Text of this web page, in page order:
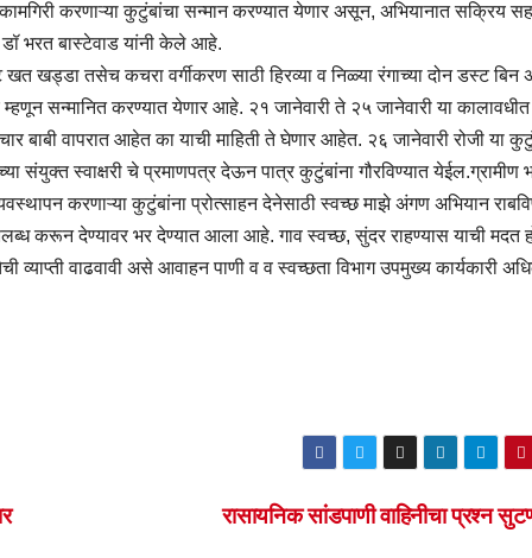
करणाऱ्या कुटुंबांचा सन्मान करण्यात येणार असून, अभियानात सक्रिय
डॉ भरत बास्टेवाड यांनी केले आहे.
खड्डा तसेच कचरा वर्गीकरण साठी हिरव्या व निळ्या रंगाच्या दोन डस्ट बिन
सन्मानित करण्यात येणार आहे. २१ जानेवारी ते २५ जानेवारी या कालावधीत
बाबी वापरात आहेत का याची माहिती ते घेणार आहेत. २६ जानेवारी रोजी या
स्वाक्षरी चे प्रमाणपत्र देऊन पात्र कुटुंबांना गौरविण्यात येईल.ग्रामीण
करणाऱ्या कुटुंबांना प्रोत्साहन देनेसाठी स्वच्छ माझे अंगण अभियान
करून देण्यावर भर देण्यात आला आहे. गाव स्वच्छ, सुंदर राहण्यास याची मदत
वाढवावी असे आवाहन पाणी व व स्वच्छता विभाग उपमुख्य कार्यकारी
रासायनिक सांडपाणी वाहिनीचा प्रश्न